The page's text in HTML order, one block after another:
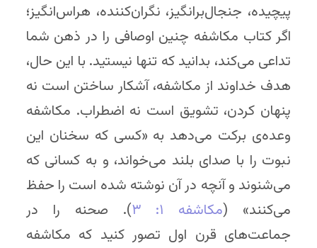
پیچیده، جنجال‌برانگیز، نگران‌کننده، هراس‌انگیز؛
اگر کتاب مکاشفه چنین اوصافی را در ذهن شما
تداعی می‌کند، بدانید که تنها نیستید. با این حال،
هدف خداوند از مکاشفه، آشکار ساختن است نه
پنهان کردن، تشویق است نه اضطراب. مکاشفه
وعده‌ی برکت می‌دهد به «کسی که سخنان این
نبوت را با صدای بلند می‌خواند، و به کسانی که
می‌شنوند و آنچه در آن نوشته شده است را حفظ
می‌کنند» (مکاشفه ۱: ۳
). صحنه را در
جماعت‌های قرن اول تصور کنید که مکاشفه